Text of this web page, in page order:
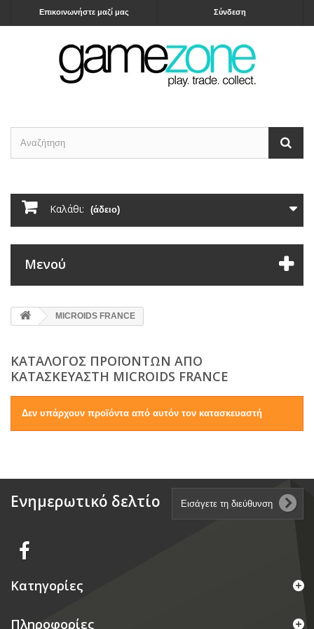
Σύνδεση
Επικοινωνήστε μαζί μας
Καλάθι: (άδειο)
Μενού
MICROIDS FRANCE
ΚΑΤΆΛΟΓΟΣ ΠΡΟΪΌΝΤΩΝ ΑΠΌ
ΚΑΤΑΣΚΕΥΑΣΤΉ MICROIDS FRANCE
Δεν υπάρχουν προϊόντα από αυτόν τον κατασκευαστή
Ενημερωτικό δελτίο
Κατηγορίες
Πληροφορίες